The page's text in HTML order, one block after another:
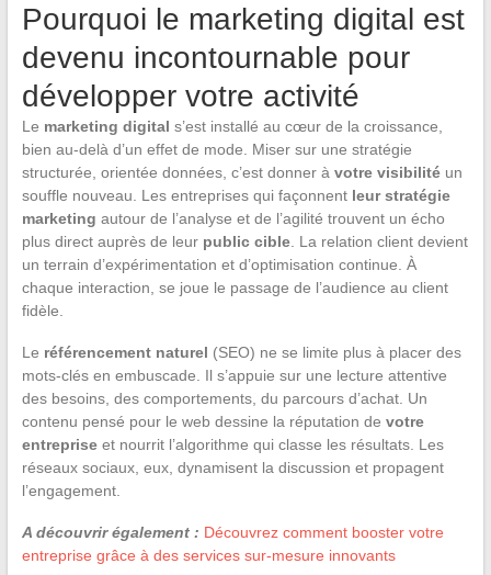
Pourquoi le marketing digital est
devenu incontournable pour
développer votre activité
Le marketing digital s’est installé au cœur de la croissance,
bien au-delà d’un effet de mode. Miser sur une stratégie
structurée, orientée données, c’est donner à votre visibilitéun
souffle nouveau. Les entreprises qui façonnent leur stratégie
marketing autour de l’analyse et de l’agilité trouvent un écho
plus direct auprès de leur public cible. La relation client devient
un terrain d’expérimentation et d’optimisation continue. À
chaque interaction, se joue le passage de l’audience au client
fidèle.
Le référencement naturel (SEO) ne se limite plus à placer des
mots-clés en embuscade. Il s’appuie sur une lecture attentive
des besoins, des comportements, du parcours d’achat. Un
contenu pensé pour le web dessine la réputation de votre
entrepriseet nourrit l’algorithme qui classe les résultats. Les
réseaux sociaux, eux, dynamisent la discussion et propagent
l’engagement.
A découvrir également : Découvrez comment booster votre
entreprise grâce à des services sur-mesure innovants